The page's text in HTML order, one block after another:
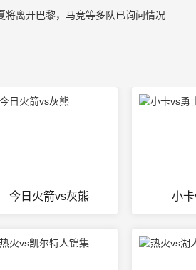
将离开巴黎，马竞等多队已询问情况
今日火箭vs灰熊 小